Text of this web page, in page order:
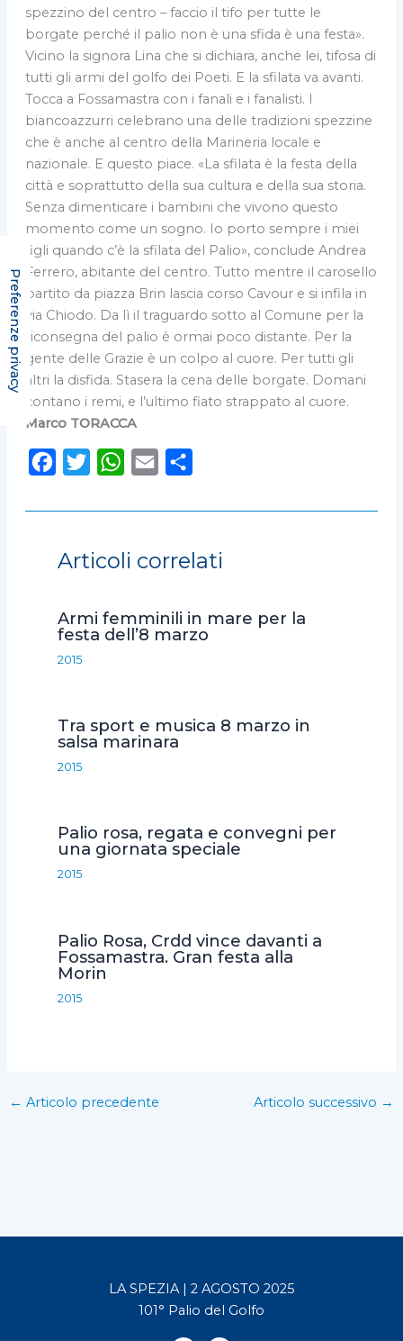
spezzino del centro – faccio il tifo per tutte le
borgate perché il palio non è una sfida è una festa».
Vicino la signora Lina che si dichiara, anche lei, tifosa di
tutti gli armi del golfo dei Poeti. E la sfilata va avanti.
Tocca a Fossamastra con i fanali e i fanalisti. I
biancoazzurri celebrano una delle tradizioni spezzine
che è anche al centro della Marineria locale e
nazionale. E questo piace. «La sfilata è la festa della
città e soprattutto della sua cultura e della sua storia.
Senza dimenticare i bambini che vivono questo
momento come un sogno. Io porto sempre i miei
figli quando c’è la sfilata del Palio», conclude Andrea
Ferrero, abitante del centro. Tutto mentre il carosello
partito da piazza Brin lascia corso Cavour e si infila in
via Chiodo. Da lì il traguardo sotto al Comune per la
riconsegna del palio è ormai poco distante. Per la
gente delle Grazie è un colpo al cuore. Per tutti gli
altri la disfida. Stasera la cena delle borgate. Domani
contano i remi, e l’ultimo fiato strappato al cuore.
Marco TORACCA
c
b
o
i
t
r
W
a
s
p
a
l
n
i
i
Articoli correlati
Armi femminili in mare per la
festa dell’8 marzo
2015
Tra sport e musica 8 marzo in
salsa marinara
2015
Palio rosa, regata e convegni per
una giornata speciale
2015
Palio Rosa, Crdd vince davanti a
Fossamastra. Gran festa alla
Morin
2015
← Articolo precedente Articolo successivo →
LA SPEZIA | 2 AGOSTO 2025
101° Palio del Golfo